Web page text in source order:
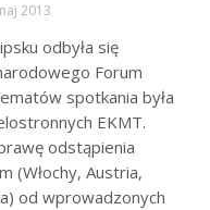
2013
odbyła się
Forum
spotkania była
EKMT.
odstąpienia
(Włochy, Austria,
od wprowadzonych